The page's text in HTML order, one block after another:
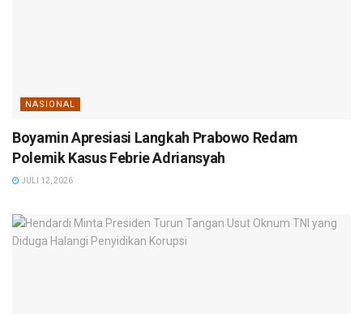
NASIONAL
Boyamin Apresiasi Langkah Prabowo Redam
Polemik Kasus Febrie Adriansyah
JULI 12, 2026